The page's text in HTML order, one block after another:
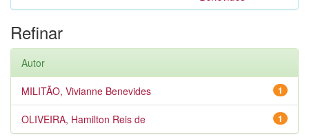
Refinar
Autor
1
MILITÃO, Vivianne Benevides
1
OLIVEIRA, Hamilton Reis de